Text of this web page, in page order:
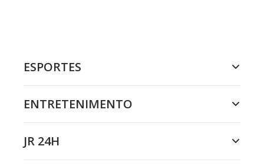
ESPORTES
ENTRETENIMENTO
JR 24H